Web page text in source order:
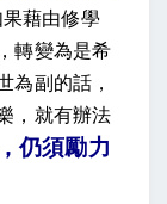
果藉由修學
轉變為是希
為副的話，
，就有辦法
仍須勵力